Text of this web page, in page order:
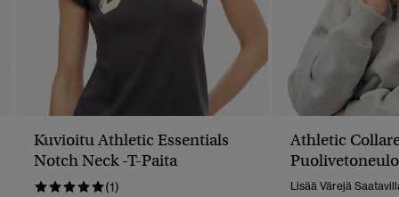
Kuvioitu Athletic Essentials
Notch Neck -t-Paita
(1)
Athletic
Lisää Värejä